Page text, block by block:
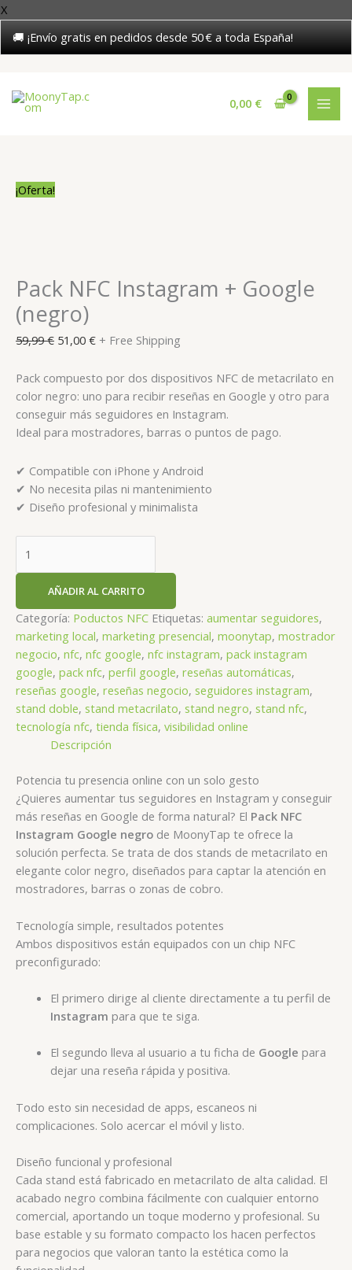
X
🚚 ¡Envío gratis en pedidos desde 50 € a toda España!
contenido
0,00 €
¡Oferta!
Pack NFC Instagram + Google
(negro)
59,99€ El
original
era:
59,99 €.
51,00 €El
actual
es:
51,00 €.
+ Free Shipping
Pack compuesto por dos dispositivos NFC de metacrilato en
color negro: uno para recibir reseñas en Google y otro para
conseguir más seguidores en Instagram.
Ideal para mostradores, barras o puntos de pago.
✔ Compatible con iPhone y Android
✔ No necesita pilas ni mantenimiento
✔ Diseño profesional y minimalista
NFC
Instagram
Google
(negro)
cantidad
AÑADIR AL CARRITO
Categoría: Poductos NFC Etiquetas: aumentar seguidores,
marketing local, marketing presencial, moonytap, mostrador
negocio, nfc, nfc google, nfc instagram, pack instagram
google, pack nfc, perfil google, reseñas automáticas,
reseñas google, reseñas negocio, seguidores instagram,
stand doble, stand metacrilato, stand negro, stand nfc,
tecnología nfc, tienda física, visibilidad online
Descripción
Potencia tu presencia online con un solo gesto
¿Quieres aumentar tus seguidores en Instagram y conseguir
más reseñas en Google de forma natural? El Pack NFC
Instagram Google negro de MoonyTap te ofrece la
solución perfecta. Se trata de dos stands de metacrilato en
elegante color negro, diseñados para captar la atención en
mostradores, barras o zonas de cobro.
Tecnología simple, resultados potentes
Ambos dispositivos están equipados con un chip NFC
preconfigurado:
El primero dirige al cliente directamente a tu perfil de
Instagram para que te siga.
El segundo lleva al usuario a tu ficha de Google para
dejar una reseña rápida y positiva.
Todo esto sin necesidad de apps, escaneos ni
complicaciones. Solo acercar el móvil y listo.
Diseño funcional y profesional
Cada stand está fabricado en metacrilato de alta calidad. El
acabado negro combina fácilmente con cualquier entorno
comercial, aportando un toque moderno y profesional. Su
base estable y su formato compacto los hacen perfectos
para negocios que valoran tanto la estética como la